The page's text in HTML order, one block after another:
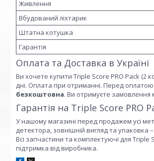
Живлення
Вбудований ліхтарик
Штатна котушка
Гарантія
Оплата та Доставка в Україні
Ви хочете купити Triple Score PRO Pack (2
дні. Оплата при отриманні. Перед
безкоштовна. Ви отримуєте замовлення
Гарантія на Triple Score PRO
У нашому магазині перед продажем усі
детектора, зовнішній вигляд та
Всі запчастини та комплектуючі для Triple
підтримка від виробника.